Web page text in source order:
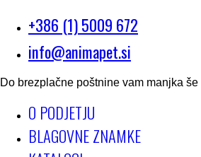
+386 (1) 5009 672
info@animapet.si
Do brezplačne poštnine vam manjka še
O PODJETJU
BLAGOVNE ZNAMKE